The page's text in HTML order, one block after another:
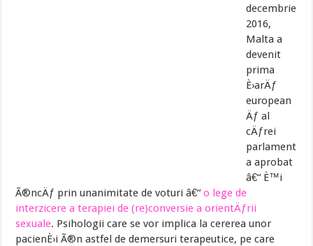
decembrie
2016,
Malta a
devenit
prima
È›arÄƒ
european
Äƒ al
cÄƒrei
parlament
a aprobat
â€“ È™i
Ã®ncÄƒ prin unanimitate de voturi â€“o lege de
interzicere a terapiei de (re)conversie a orientÄƒrii
sexuale. Psihologii care se vor implica la cererea unor
pacienÈ›i Ã®n astfel de demersuri terapeutice, pe care